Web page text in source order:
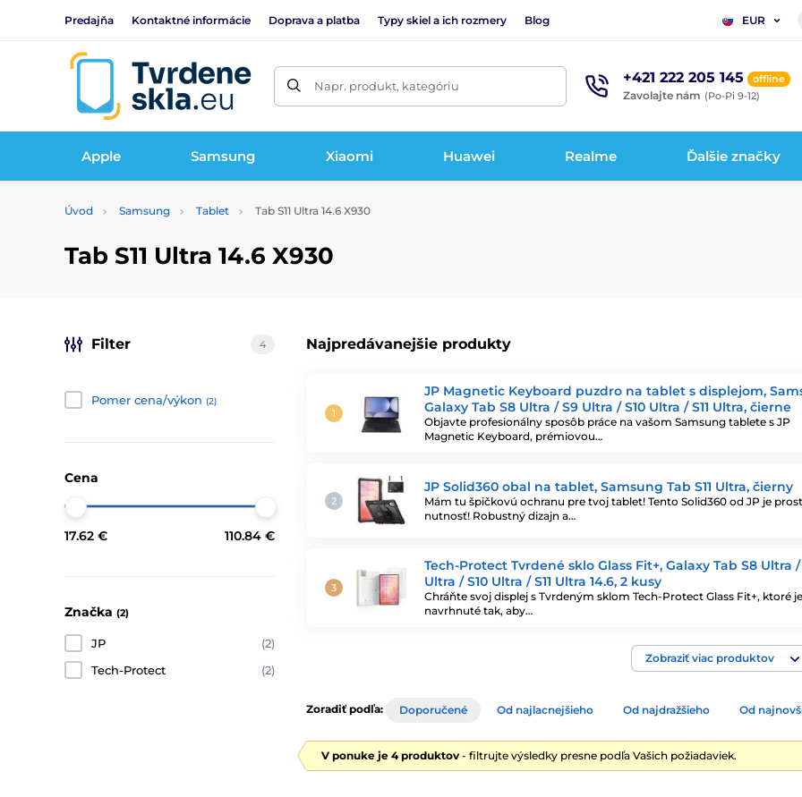
Predajňa Kontaktné informácie Doprava a platba Typy skiel a ich rozmery Blog EUR
Napr. produkt, kategóriu +421 222 205 145 offline
Zavolajte nám (Po-Pi 9-12)
Apple Samsung Xiaomi Huawei Realme Ďalšie značky
Úvod Samsung Tablet Tab S11 Ultra 14.6 X930
Tab S11 Ultra 14.6 X930
Najpredávanejšie produkty
JP Magnetic Keyboard puzdro na tablet s displejom,
Galaxy Tab S8 Ultra / S9 Ultra / S10 Ultra / S11 Ultra, čierne
Objavte profesionálny sposôb práce na vašom Samsung tablete s JP
Magnetic Keyboard, prémiovou…
JP Solid360 obal na tablet, Samsung Tab S11 Ultra, čierny
Mám tu špičkovú ochranu pre tvoj tablet! Tento Solid360 od JP je
nutnosť! Robustný dizajn a…
Tech-Protect Tvrdené sklo Glass Fit+, Galaxy Tab S8 Ultra /
Ultra / S10 Ultra / S11 Ultra 14.6, 2 kusy
Chráňte svoj displej s Tvrdeným sklom Tech-Protect Glass Fit+, ktoré je
navrhnuté tak, aby…
Zobraziť viac produktov
Filter 4
Pomer cena/výkon (2)
Cena
17.62 € 110.84 €
Značka (2)
JP
(2)
Tech-Protect
(2)
Zoradiť podľa: Doporučené Od najlacnejšieho Od najdražšieho Od
V ponuke je 4 produktov - filtrujte výsledky presne podľa Vašich požiadaviek.